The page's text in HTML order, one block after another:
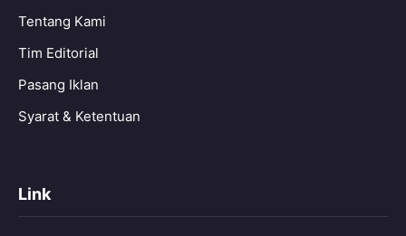
Tentang Kami
Tim Editorial
Pasang Iklan
Syarat & Ketentuan
Link